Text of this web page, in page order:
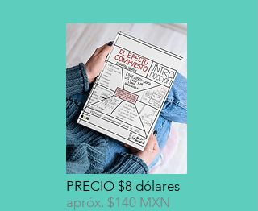
PRECIO $8 dólares
apróx. $140 MXN